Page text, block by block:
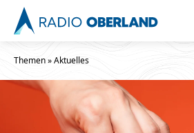
Themen»Aktuelles